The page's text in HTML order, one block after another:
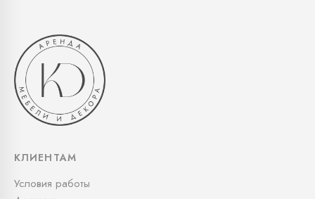
КЛИЕНТАМ
Условия работы